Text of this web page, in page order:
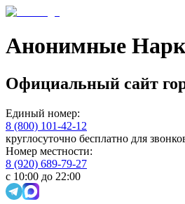
Анонимные
Официальный сайт
Единый номер:
8 (800) 101-42-12
круглосуточно бесплатно для
Номер местности:
8 (920) 689-79-27
с 10:00 до 22:00